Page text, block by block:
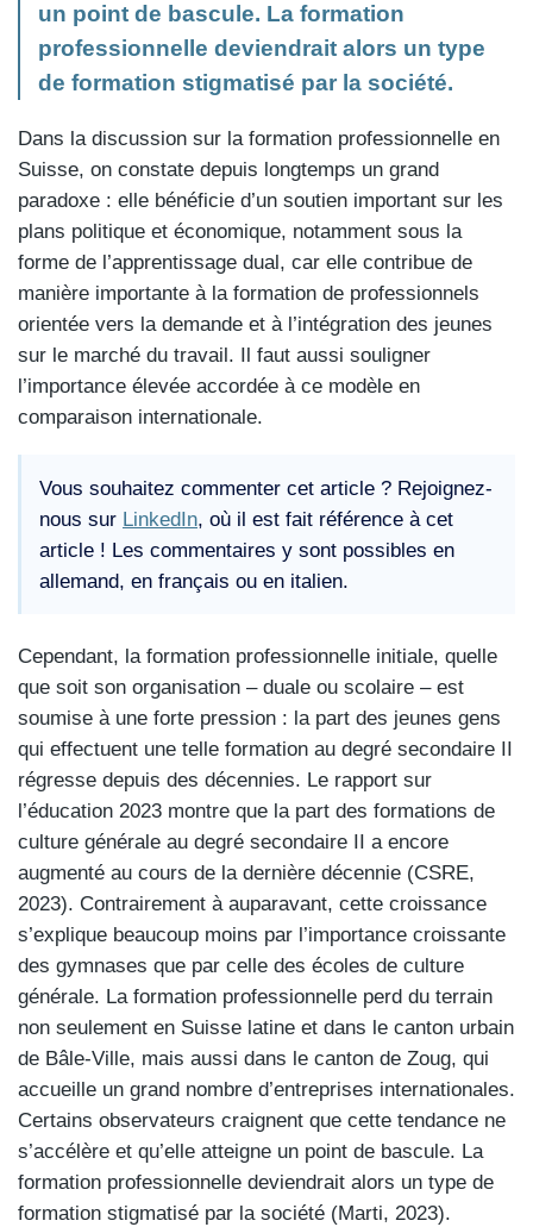
un point de bascule. La formation
professionnelle deviendrait alors un type
de formation stigmatisé par la société.
Dans la discussion sur la formation professionnelle en
Suisse, on constate depuis longtemps un grand
paradoxe : elle bénéficie d’un soutien important sur les
plans politique et économique, notamment sous la
forme de l’apprentissage dual, car elle contribue de
manière importante à la formation de professionnels
orientée vers la demande et à l’intégration des jeunes
sur le marché du travail. Il faut aussi souligner
l’importance élevée accordée à ce modèle en
comparaison internationale.
Vous souhaitez commenter cet article ? Rejoignez-
nous sur LinkedIn, où il est fait référence à cet
article ! Les commentaires y sont possibles en
allemand, en français ou en italien.
Cependant, la formation professionnelle initiale, quelle
que soit son organisation – duale ou scolaire – est
soumise à une forte pression : la part des jeunes gens
qui effectuent une telle formation au degré secondaire II
régresse depuis des décennies. Le rapport sur
l’éducation 2023 montre que la part des formations de
culture générale au degré secondaire II a encore
augmenté au cours de la dernière décennie (CSRE,
2023). Contrairement à auparavant, cette croissance
s’explique beaucoup moins par l’importance croissante
des gymnases que par celle des écoles de culture
générale. La formation professionnelle perd du terrain
non seulement en Suisse latine et dans le canton urbain
de Bâle-Ville, mais aussi dans le canton de Zoug, qui
accueille un grand nombre d’entreprises internationales.
Certains observateurs craignent que cette tendance ne
s’accélère et qu’elle atteigne un point de bascule. La
formation professionnelle deviendrait alors un type de
formation stigmatisé par la société (Marti, 2023).